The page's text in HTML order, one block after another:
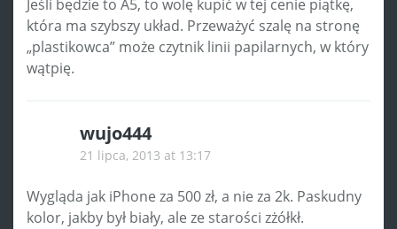
Jeśli będzie to A5, to wolę kupić w tej cenie piątkę,
która ma szybszy układ. Przeważyć szalę na stronę
„plastikowca” może czytnik linii papilarnych, w który
wątpię.
wujo444
21 lipca, 2013 at 13:17
Wygląda jak iPhone za 500 zł, a nie za 2k. Paskudny
kolor, jakby był biały, ale ze starości zżółkł.